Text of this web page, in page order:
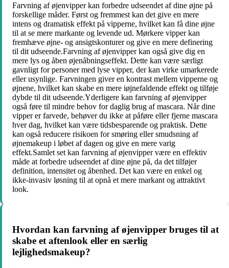
Farvning af øjenvipper kan forbedre udseendet af dine øjne på
forskellige måder. Først og fremmest kan det give en mere
intens og dramatisk effekt på vipperne, hvilket kan få dine øjne
til at se mere markante og levende ud. Mørkere vipper kan
fremhæve øjne- og ansigtskonturer og give en mere definering
til dit udseende.Farvning af øjenvipper kan også give dig en
mere lys og åben øjenåbningseffekt. Dette kan være særligt
gavnligt for personer med lyse vipper, der kan virke umarkerede
eller usynlige. Farvningen giver en kontrast mellem vipperne og
øjnene, hvilket kan skabe en mere iøjnefaldende effekt og tilføje
dybde til dit udseende.Yderligere kan farvning af øjenvipper
også føre til mindre behov for daglig brug af mascara. Når dine
vipper er farvede, behøver du ikke at påføre eller fjerne mascara
hver dag, hvilket kan være tidsbesparende og praktisk. Dette
kan også reducere risikoen for smøring eller smudsning af
øjnemakeup i løbet af dagen og give en mere varig
effekt.Samlet set kan farvning af øjenvipper være en effektiv
måde at forbedre udseendet af dine øjne på, da det tilføjer
definition, intensitet og åbenhed. Det kan være en enkel og
ikke-invasiv løsning til at opnå et mere markant og attraktivt
look.
Hvordan kan farvning af øjenvipper bruges til at
skabe et aftenlook eller en særlig
lejlighedsmakeup?